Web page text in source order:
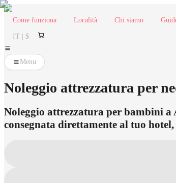
Come funziona Località Chi siamo
IT | $
Menu
Noleggio attrezzatura per
Noleggio attrezzatura per bambini
consegnata direttamente al tuo